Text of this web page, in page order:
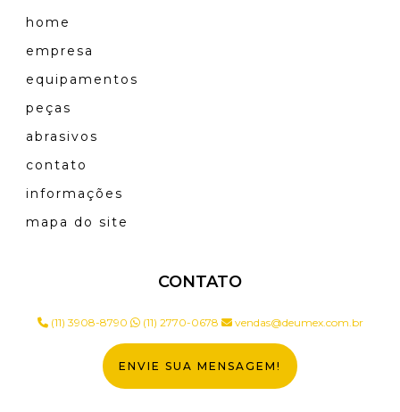
home
empresa
equipamentos
peças
abrasivos
contato
informações
mapa do site
CONTATO
(11) 3908-8790 (11) 2770-0678 vendas@deumex.com.br
ENVIE SUA MENSAGEM!